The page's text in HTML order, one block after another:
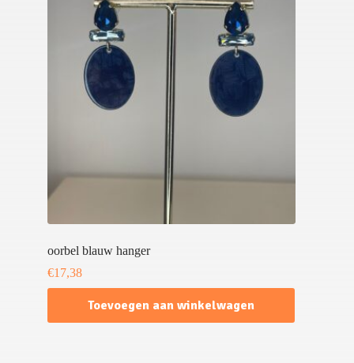
oorbel blauw hanger
€17,38
Toevoegen aan winkelwagen